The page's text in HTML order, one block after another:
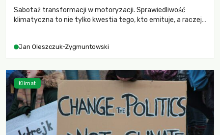
Sabotaż transformacji w motoryzacji. Sprawiedliwość
klimatyczna to nie tylko kwestia tego, kto emituje, a raczej
Jan Oleszczuk-Zygmuntowski
Klimat